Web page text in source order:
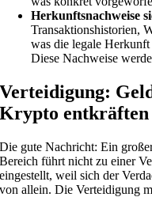
Herkunftsnachweise
Transaktionshistorien,
was die legale
Diese Nachweise
Verteidigung:
Krypto entkräften
Die gute Nachricht: Ein
Bereich führt nicht zu einer
eingestellt, weil sich der
von allein. Die Verteidigung